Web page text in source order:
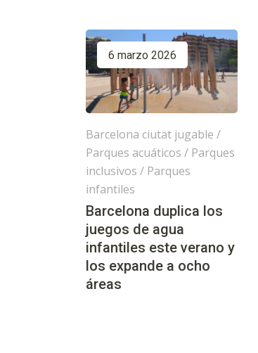
6 marzo 2026
Barcelona ciutat jugable /
Parques acuáticos / Parques
inclusivos / Parques
infantiles
Barcelona duplica los
juegos de agua
infantiles este verano y
los expande a ocho
áreas